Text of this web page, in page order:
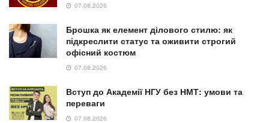
07.08.2026
Брошка як елемент ділового стилю: як
підкреслити статус та оживити строгий
офісний костюм
07.08.2026
Вступ до Академії НГУ без НМТ: умови та
переваги
07.08.2026